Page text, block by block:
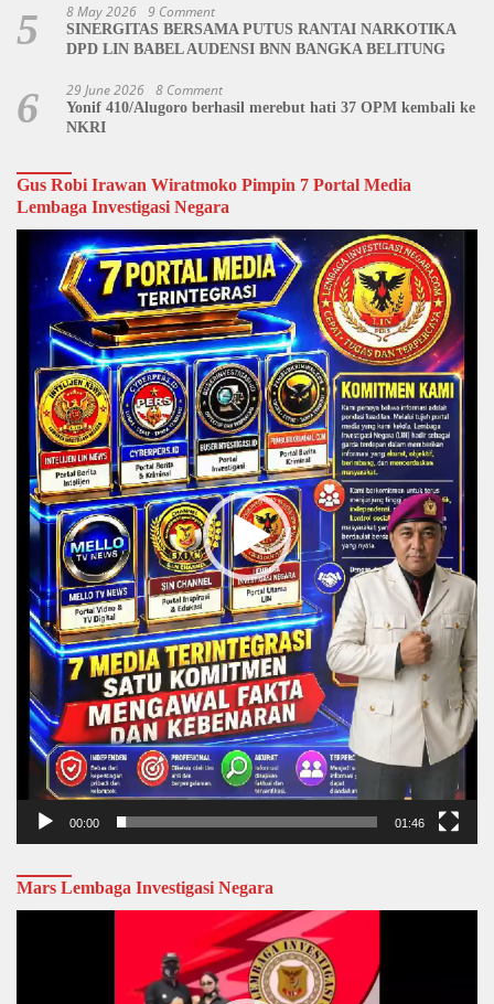
5 8 May 2026 9 Comment
SINERGITAS BERSAMA PUTUS RANTAI NARKOTIKA
DPD LIN BABEL AUDENSI BNN BANGKA BELITUNG
6 29 June 2026 8 Comment
Yonif 410/Alugoro berhasil merebut hati 37 OPM kembali ke
NKRI
Gus Robi Irawan Wiratmoko Pimpin 7 Portal Media
Lembaga Investigasi Negara
Video
Player
00:00 01:46
Mars Lembaga Investigasi Negara